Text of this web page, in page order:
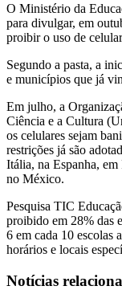
O Ministério da
para divulgar, em
proibir o uso de
Segundo a pasta, a
e municípios que já
Em julho, a
Ciência e a Cultura
os celulares sejam
restrições já são
Itália, na Espanha,
no México.
Pesquisa TIC
proibido em 28% das
6 em cada 10 escolas
horários e locais
Notícias